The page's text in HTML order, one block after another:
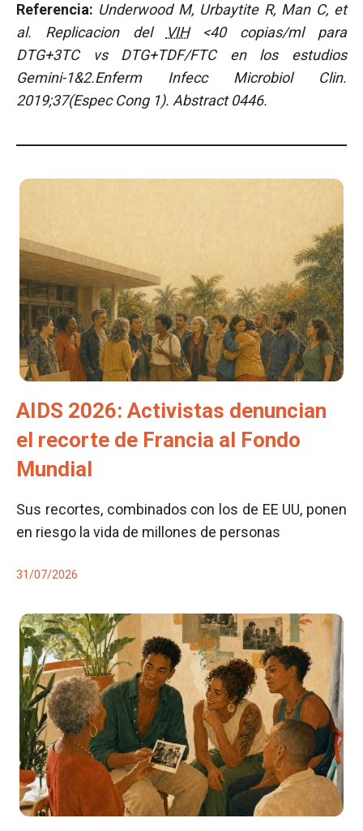
Referencia: Underwood M, Urbaytite R, Man C, et
al. Replicacion del VIH<40 copias/ml para
DTG+3TC vs DTG+TDF/FTC en los estudios
Gemini-1&2.Enferm Infecc Microbiol Clin.
2019;37(Espec Cong 1). Abstract 0446.
AIDS 2026: Activistas denuncian
el recorte de Francia al Fondo
Mundial
Sus recortes, combinados con los de EE UU, ponen
en riesgo la vida de millones de personas
31/07/2026